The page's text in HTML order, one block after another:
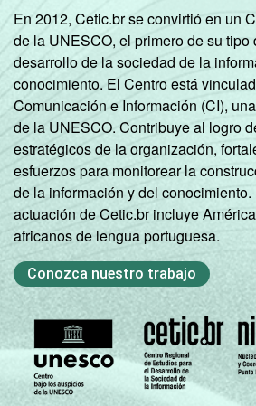
En 2012, Cetic.br se convirtió en un
de la UNESCO, el primero de su tipo
desarrollo de la sociedad de la
conocimiento. El Centro está
Comunicación e Información (CI),
de la UNESCO. Contribuye al logro
estratégicos de la organización,
esfuerzos para monitorear la
de la información y del
actuación de Cetic.br incluye
africanos de lengua portuguesa.
Conozca nuestro trabajo